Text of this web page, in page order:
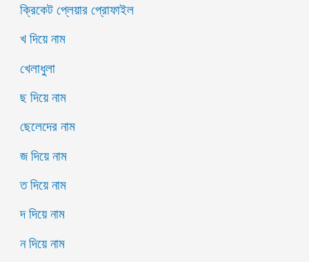
ক্রিকেট প্লেয়ার প্রোফাইল
খ দিয়ে নাম
খেলাধুলা
ছ দিয়ে নাম
ছেলেদের নাম
জ দিয়ে নাম
ত দিয়ে নাম
দ দিয়ে নাম
ন দিয়ে নাম